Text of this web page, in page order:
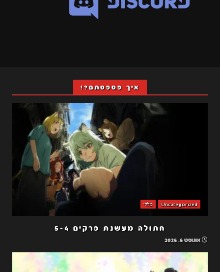
איך פספסתם?!
Uncategorized כללי
חתולה מעשנת פרקים 5-4
אוגוסט 6, 2026